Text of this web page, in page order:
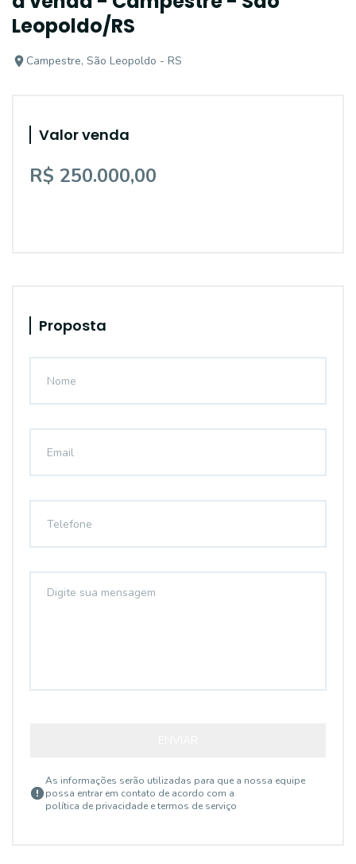
Leopoldo/RS
Campestre, São Leopoldo - RS
Valor venda
R$ 250.000,00
Proposta
As informações serão utilizadas para que a nossa equipe
possa entrar em contato de acordo com a
política de privacidade e termos de serviço